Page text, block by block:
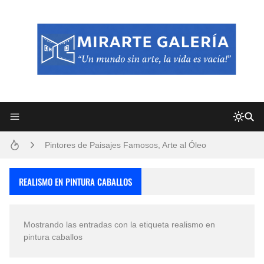
Pintores de Paisajes Famosos, Arte al Óleo
REALISMO EN PINTURA CABALLOS
Mostrando las entradas con la etiqueta realismo en
pintura caballos